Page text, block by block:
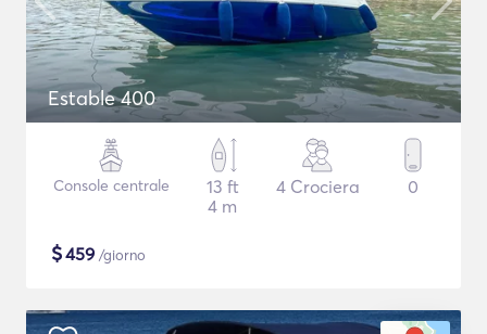
Estable 400
Console centrale
13 ft
4 m
4 Crociera 0
$459 /giorno